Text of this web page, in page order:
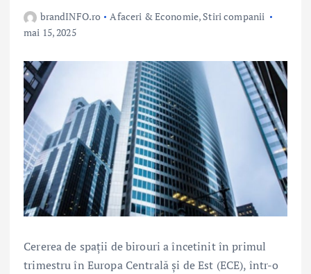
brandINFO.ro Afaceri & Economie, Stiri companii
mai 15, 2025
Cererea de spații de birouri a încetinit în primul
trimestru în Europa Centrală și de Est (ECE), într-o